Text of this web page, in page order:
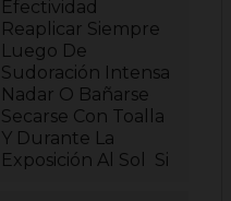
Efectividad
Reaplicar Siempre
Luego De
Sudoración Intensa
Nadar O Bañarse
Secarse Con Toalla
Y Durante La
Exposición Al Sol Si